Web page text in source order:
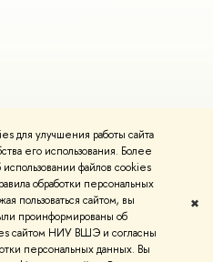
для улучшения работы сайта
его использования. Более
файлов cookies
обработки персональных
пользоваться сайтом, вы
проинформированы об
сайтом НИУ ВШЭ и согласны
персональных данных. Вы
✖
возможностями
контакты Условия использования
Карта сайта